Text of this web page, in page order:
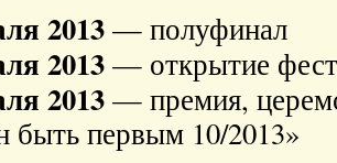
2013— полуфинал
2013— открытие
2013— премия,
быть первым 10/2013»